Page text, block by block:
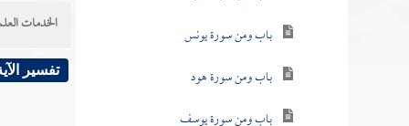
باب ومن سورة يونس
باب ومن سورة هود
باب ومن سورة يوسف
الخدمات
تفسير